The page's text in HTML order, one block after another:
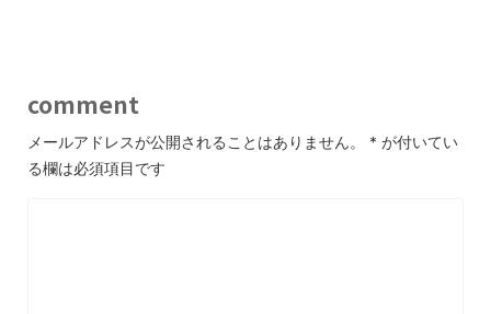
comment
メールアドレスが公開されることはありません。 * が付いてい
る欄は必須項目です